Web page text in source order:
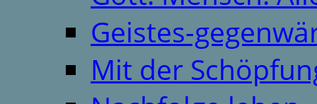
Geistes-
Mit der